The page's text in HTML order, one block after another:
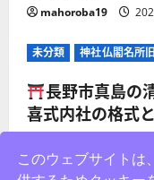
mahoroba19
未分類 神社仏閣名所
長野市真島の
喜式内社の格式
このウェブサイトは